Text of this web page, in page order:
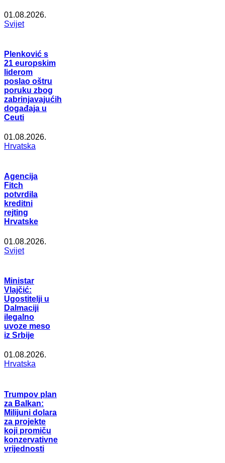
01.08.2026.
Svijet
Plenković s
21 europskim
liderom
poslao oštru
poruku zbog
zabrinjavajućih
događaja u
Ceuti
01.08.2026.
Hrvatska
Agencija
Fitch
potvrdila
kreditni
rejting
Hrvatske
01.08.2026.
Svijet
Ministar
Vlajčić:
Ugostitelji u
Dalmaciji
ilegalno
uvoze meso
iz Srbije
01.08.2026.
Hrvatska
Trumpov plan
za Balkan:
Milijuni dolara
za projekte
koji promiču
konzervativne
vrijednosti